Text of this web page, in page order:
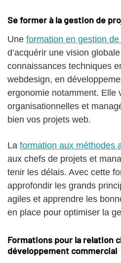
Se former à la gestion de
Une formation en gestion
d’acquérir une vision
connaissances techniques
webdesign, en
ergonomie notamment. Elle
organisationnelles et
bien vos projets web.
La formation aux méthodes
aux chefs de projets et
tenir les délais. Avec cette
approfondir les grands
agiles et apprendre les
en place pour optimiser la
Formations pour la relation
développement commercial